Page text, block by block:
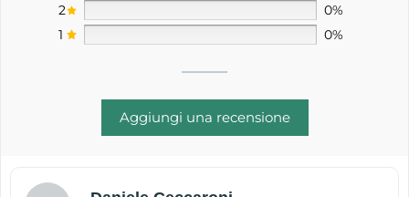
2
0%
1
0%
Aggiungi una recensione